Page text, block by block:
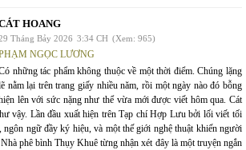
HOANG
Tháng Bảy 2026 3:34 CH (Xem: 965)
NGỌC LƯƠNG
những tác phẩm không thuộc về một thời điểm. Chúng lặng
nằm lại trên trang giấy nhiều năm, rồi một ngày nào đó bỗng
lên với sức nặng như thể vừa mới được viết hôm qua. Cát
vậy. Lần đầu xuất hiện trên Tạp chí Hợp Lưu bởi lối viết tối
ngôn ngữ đầy ký hiệu, và một thế giới nghệ thuật khiến người
phê bình Thụy Khuê từng nhận xét đây là một truyện ngắn